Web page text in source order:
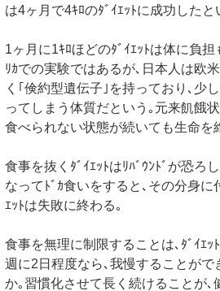
は4ヶ月で4ｷﾛのﾀﾞｲｴｯﾄに成功したと
1ヶ月に1ｷﾛほどのﾀﾞｲｴｯﾄは体に負
ﾘｶでの実験ではあるが､日本人は欧
く｢倹約型遺伝子｣を持っており､少
ってしまう体質だという｡元来飢餓
食べられない状態が続いても生命を
食事を抜くﾀﾞｲｴｯﾄはﾘﾊﾞｳﾝﾄﾞが恐ろ
なってﾄﾞｶ食いをすると､その分身に
ｴｯﾄは失敗に終わる｡
食事を無理に制限することは､ﾀﾞｲｴｯ
週に2日程度なら､我慢することがで
か｡習慣化させて長く続けることが､